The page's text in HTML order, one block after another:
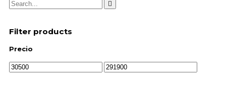
Filter products
Precio